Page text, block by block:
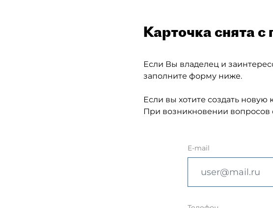
Карточка снята с
Если Вы владелец и
заполните форму ниже.
Если вы хотите создать новую
При возникновении вопросов
E-mail